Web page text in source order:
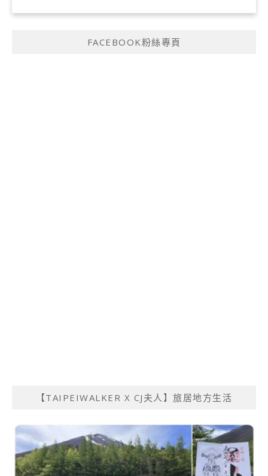
FACEBOOK粉絲專頁
【TAIPEIWALKER X CJ夫人】旅居地方生活